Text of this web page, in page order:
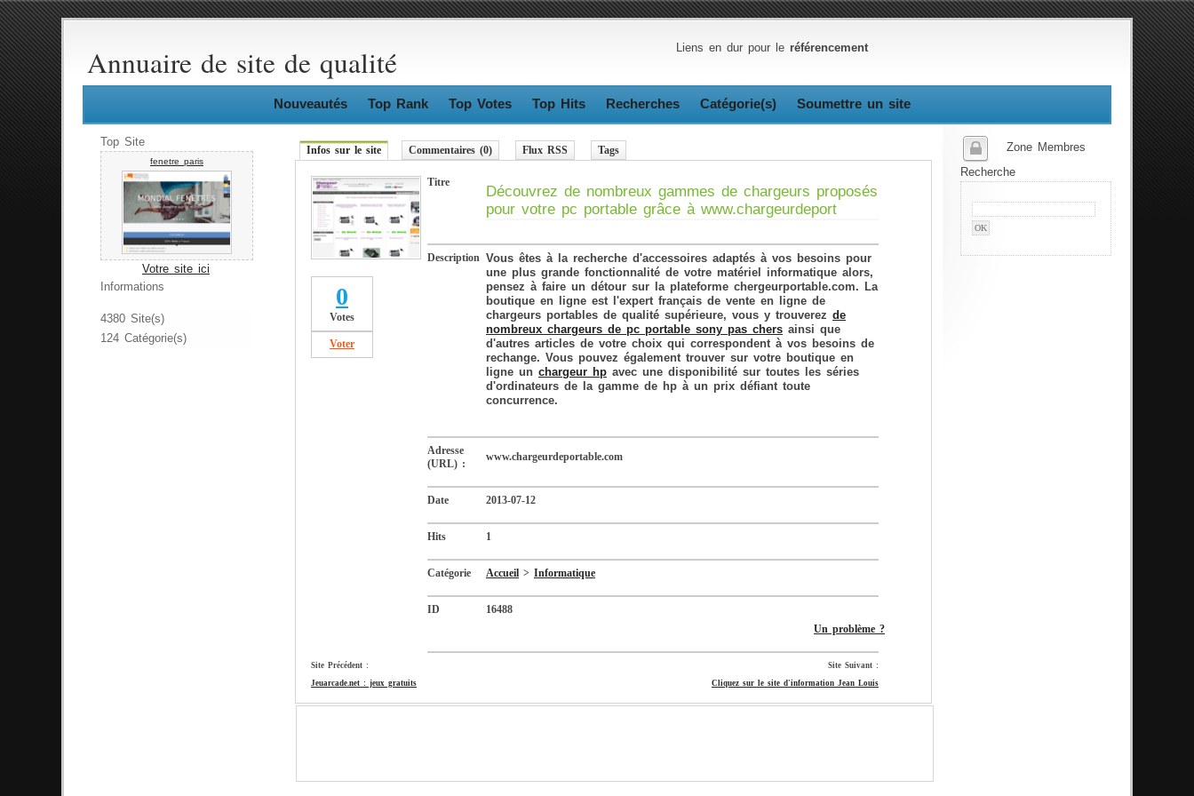
Annuaire de site de qualité Liens en dur pour le référencement
Nouveautés Top Rank Top Votes Top Hits Recherches Catégorie(s) Soumettre un site
Top Site
fenetre paris
Votre site ici
Informations
4380 Site(s)
124 Catégorie(s)
Zone Membres
Recherche
Infos sur le site Commentaires (0) Flux RSS Tags
0
Votes
Voter
Titre
Découvrez de nombreux gammes de chargeurs proposés
pour votre pc portable grâce à www.chargeurdeport
Description Vous êtes à la recherche d'accessoires adaptés à vos besoins pour
une plus grande fonctionnalité de votre matériel informatique alors,
pensez à faire un détour sur la plateforme chergeurportable.com. La
boutique en ligne est l'expert français de vente en ligne de
chargeurs portables de qualité supérieure, vous y trouverez de
nombreux chargeurs de pc portable sony pas chers ainsi que
d'autres articles de votre choix qui correspondent à vos besoins de
rechange. Vous pouvez également trouver sur votre boutique en
ligne un chargeur hp avec une disponibilité sur toutes les séries
d'ordinateurs de la gamme de hp à un prix défiant toute
concurrence.
Adresse
(URL) :
www.chargeurdeportable.com
Date 2013-07-12
Hits 1
Catégorie Accueil > Informatique
ID
16488
Un problème ?
Site Précédent :
Site Suivant :
Jeuarcade.net : jeux gratuits
Cliquez sur le site d'information Jean Louis